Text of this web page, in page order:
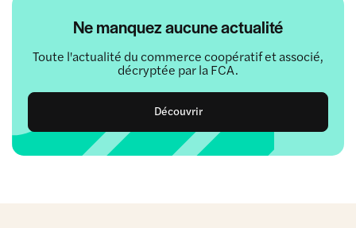
Ne manquez aucune actualité
Toute l'actualité du commerce coopératif et associé,
décryptée par la FCA.
Découvrir